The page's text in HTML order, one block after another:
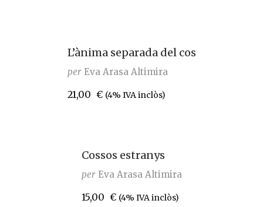
L’ànima separada del cos
per Eva Arasa Altimira
21,00 € (4% IVA inclòs)
Cossos estranys
per Eva Arasa Altimira
15,00 € (4% IVA inclòs)